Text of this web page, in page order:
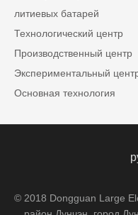
литиевых батарей
Технологический центр
Производственный центр
Экспериментальный
Основная технология
© 2018 Dongguan Large